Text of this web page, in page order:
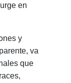
en
y
va
que